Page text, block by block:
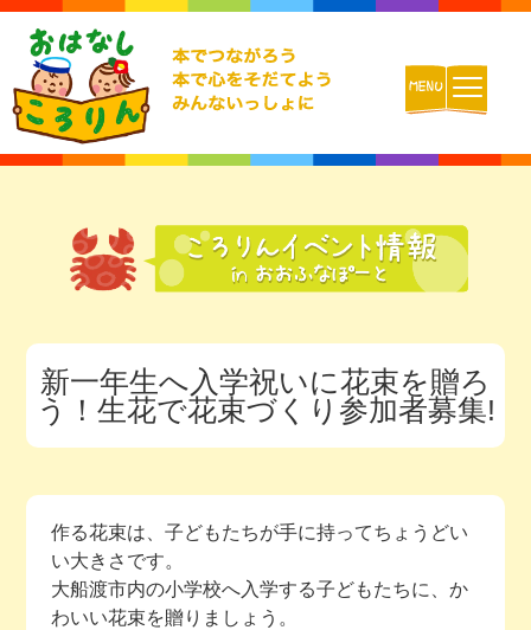
おはなしころりんとは
チームの紹介
活動報告ブログ
今月の予定
新一年生へ入学祝いに花束を贈ろ
う！生花で花束づくり参加者募集!
作る花束は、子どもたちが手に持ってちょうどい
い大きさです。
大船渡市内の小学校へ入学する子どもたちに、か
わいい花束を贈りましょう。